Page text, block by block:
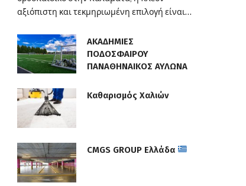
αξιόπιστη και τεκμηριωμένη επιλογή είναι…
ΑΚΑΔΗΜΙΕΣ
ΠΟΔΟΣΦΑΙΡΟΥ
ΠΑΝΑΘΗΝΑΙΚΟΣ ΑΥΛΩΝΑ
Καθαρισμός Χαλιών
CMGS GROUP Ελλάδα